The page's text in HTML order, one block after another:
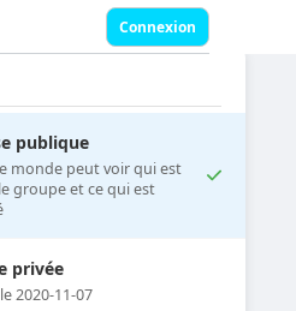
Connexion
publique
monde peut voir qui est
groupe et ce qui est
privée
2020-11-07